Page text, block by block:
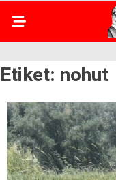
Etiket: nohut